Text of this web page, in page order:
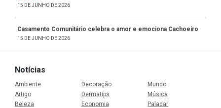
15 DE JUNHO DE 2026
Casamento Comunitário celebra o amor e emociona Cachoeiro
15 DE JUNHO DE 2026
Notícias
Ambiente
Artigo
Beleza
Decoração
Dermatips
Economia
Mundo
Música
Paladar